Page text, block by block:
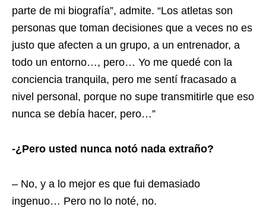
parte de mi biografía”, admite. “Los atletas son
personas que toman decisiones que a veces no es
justo que afecten a un grupo, a un entrenador, a
todo un entorno…, pero… Yo me quedé con la
conciencia tranquila, pero me sentí fracasado a
nivel personal, porque no supe transmitirle que eso
nunca se debía hacer, pero…”
-¿Pero usted nunca notó nada extraño?
– No, y a lo mejor es que fui demasiado
ingenuo… Pero no lo noté, no.